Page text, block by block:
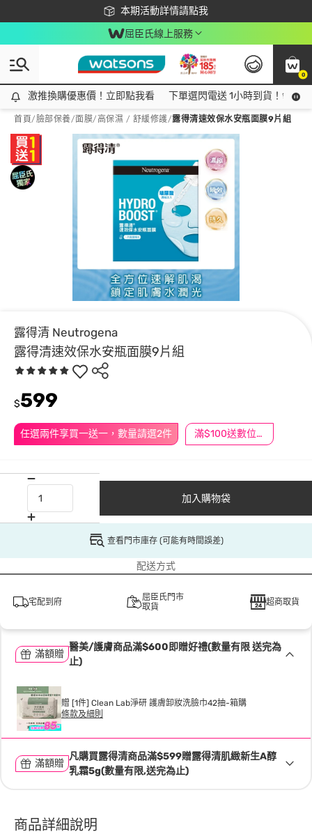
本期活動詳情請點我
下載app最高回饋$350
屈臣氏線上服務
0
激推換購優惠價！立即點我看
激推換購優惠價！立即點我看 下單選閃電送 1小時到貨！領神
首頁/臉部保養/面膜/ 高保濕 / 舒緩修護/露得清速效保水安瓶面膜9片組
露得清 Neutrogena
露得清速效保水安瓶面膜9片組
任選兩件享買一送一，數量請選2件 滿$100送數位印花
$599
加入購物袋
查看門市庫存 (可能有時間誤差)
配送方式
宅配到府
屈臣氏門市
取貨
超商取貨
滿額贈
醫美/護膚商品滿$600即贈好禮(數量有限 送完為
止)
贈 [1件] Clean Lab淨研 護膚卸妝洗臉巾42抽-箱購
條款及細則
滿額贈
凡購買露得清商品滿$599贈露得清肌緻新生A醇
乳霜5g(數量有限,送完為止)
商品詳細說明